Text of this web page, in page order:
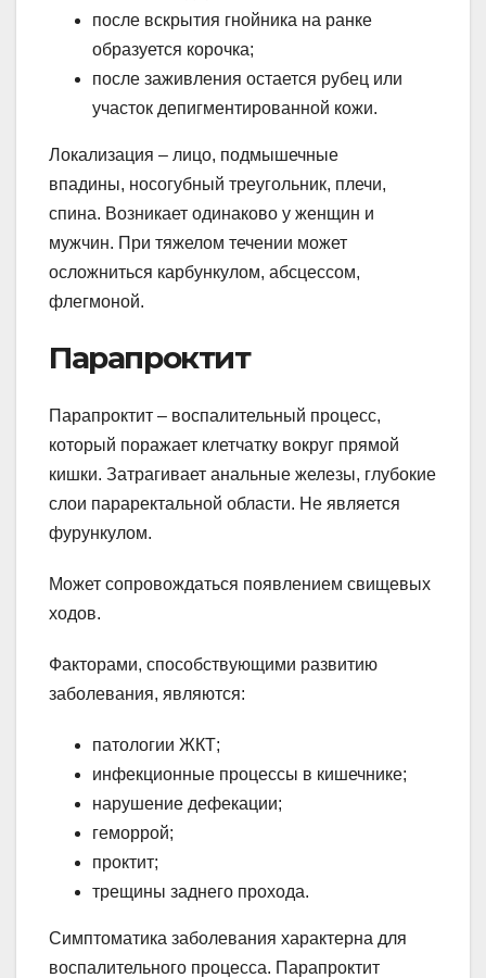
после вскрытия гнойника на ранке
образуется корочка;
после заживления остается рубец или
участок депигментированной кожи.
Локализация – лицо, подмышечные
впадины, носогубный треугольник, плечи,
спина. Возникает одинаково у женщин и
мужчин. При тяжелом течении может
осложниться карбункулом, абсцессом,
флегмоной.
Парапроктит
Парапроктит – воспалительный процесс,
который поражает клетчатку вокруг прямой
кишки. Затрагивает анальные железы, глубокие
слои параректальной области. Не является
фурункулом.
Может сопровождаться появлением свищевых
ходов.
Факторами, способствующими развитию
заболевания, являются:
патологии ЖКТ;
инфекционные процессы в кишечнике;
нарушение дефекации;
геморрой;
проктит;
трещины заднего прохода.
Симптоматика заболевания характерна для
воспалительного процесса. Парапроктит